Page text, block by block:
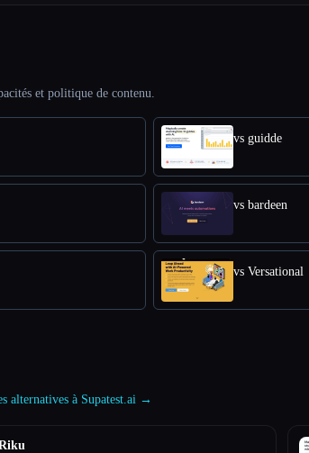
et politique de contenu.
vs guidde
vs bardeen
vs Versational
alternatives à Supatest.ai →